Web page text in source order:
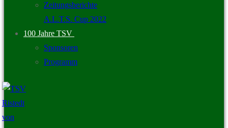
Zeitungsberichte
A.L.T.S. Cup 2022
100 Jahre TSV
Sponsoren
Programm